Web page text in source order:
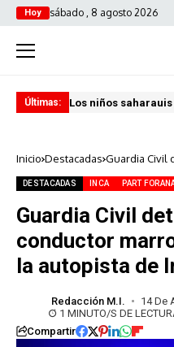
Hoy sábado , 8 agosto 2026
Últimas: Los niños
Inicio Destacadas Guardia Civil
DESTACADAS INCA PART
Guardia Civil
conductor
la autopista de
Redacción M.I.
14 De
1 MINUTO/S DE
Compartir